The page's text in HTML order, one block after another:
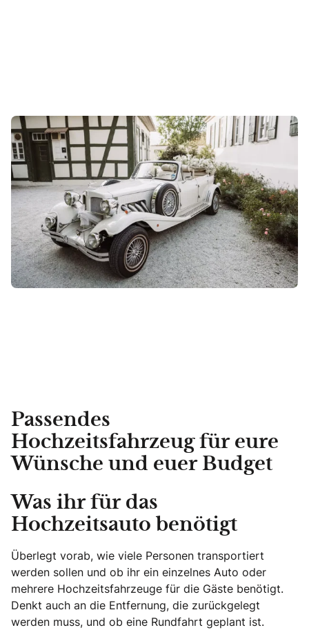
Passendes
Hochzeitsfahrzeug für eure
Wünsche und euer Budget
Was ihr für das
Hochzeitsauto benötigt
Überlegt vorab, wie viele Personen transportiert
werden sollen und ob ihr ein einzelnes Auto oder
mehrere Hochzeitsfahrzeuge für die Gäste benötigt.
Denkt auch an die Entfernung, die zurückgelegt
werden muss, und ob eine Rundfahrt geplant ist.